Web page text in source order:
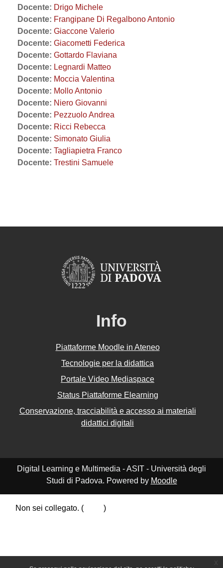
Docente: Drigo Michele
Docente: Frangipane Di Regalbono Antonio
Docente: Giaccone Valerio
Docente: Giacometti Federica
Docente: Gottardo Flaviana
Docente: Legnardi Matteo
Docente: Moccia Valentina
Docente: Mollo Antonio
Docente: Niero Giovanni
Docente: Pezzuolo Andrea
Docente: Ricci Rebecca
Docente: Simonato Giulia
Docente: Tagliapietra Franco
Docente: Trestini Samuele
Info
Piattaforme Moodle in Ateneo
Tecnologie per la didattica
Portale Video Mediaspace
Status Piattaforme Elearning
Conservazione, tracciabilità e accesso ai materiali
didattici digitali
Digital Learning e Multimedia - ASIT - Università degli
Studi di Padova. Powered by Moodle
Non sei collegato. (
)